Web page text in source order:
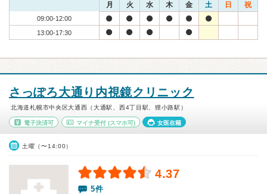
月 火 水 木 金 土 日 祝
09:00-12:00
13:00-17:30
さっぽろ大通り内視鏡クリニック
北海道札幌市中央区大通西（大通駅、西4丁目駅、狸小路駅）
電子決済可 マイナ受付(スマホ可) 女医在籍
土曜（〜14:00）
4.37
5件